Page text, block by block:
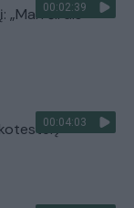
00:02:39
„Man širdis
00:04:03